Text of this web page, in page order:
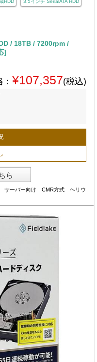
HDD 3.5インチ SerialATA HDD
/ 18TB / 7200rpm /
]
¥107,357(税込)
ら
サーバー向け CMR方式 ヘリウ